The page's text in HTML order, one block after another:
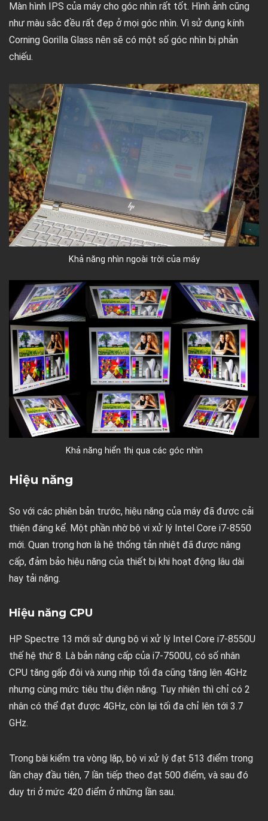
Màn hình IPS của máy cho góc nhìn rất tốt. Hình ảnh cũng
như màu sắc đều rất đẹp ở mọi góc nhìn. Vì sử dụng kính
Corning Gorilla Glass nên sẽ có một số góc nhìn bị phản
chiếu.
Khả năng nhìn ngoài trời của máy
Khả năng hiển thị qua các góc nhìn
Hiệu năng
So với các phiên bản trước, hiệu năng của máy đã được cải
thiện đáng kể. Một phần nhờ bộ vi xử lý Intel Core i7-8550
mới. Quan trọng hơn là hệ thống tản nhiệt đã được nâng
cấp, đảm bảo hiệu năng của thiết bị khi hoạt động lâu dài
hay tải nặng.
Hiệu năng CPU
HP Spectre 13 mới sử dụng bộ vi xử lý Intel Core i7-8550U
thế hệ thứ 8. Là bản nâng cấp của i7-7500U, có số nhân
CPU tăng gấp đôi và xung nhịp tối đa cũng tăng lên 4GHz
nhưng cùng mức tiêu thụ điện năng. Tuy nhiên thì chỉ có 2
nhân có thể đạt được 4GHz, còn lại tối đa chỉ lên tới 3.7
GHz.
Trong bài kiểm tra vòng lặp, bộ vi xử lý đạt 513 điểm trong
lần chạy đầu tiên, 7 lần tiếp theo đạt 500 điểm, và sau đó
duy tri ở mức 420 điểm ở những lần sau.